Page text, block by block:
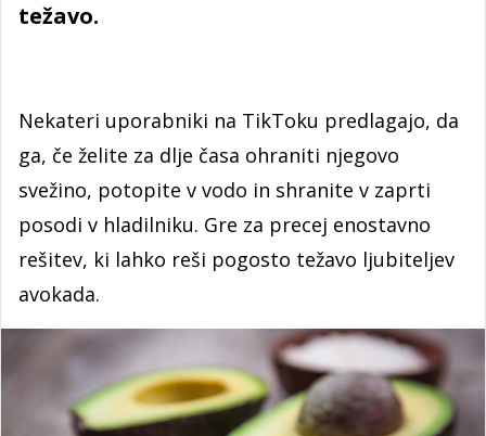
težavo.
Nekateri uporabniki na TikToku predlagajo, da
ga, če želite za dlje časa ohraniti njegovo
svežino, potopite v vodo in shranite v zaprti
posodi v hladilniku. Gre za precej enostavno
rešitev, ki lahko reši pogosto težavo ljubiteljev
avokada.